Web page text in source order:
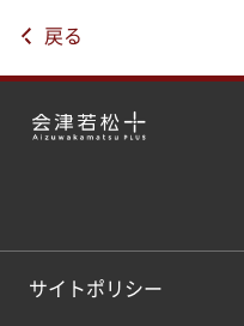
戻る
サイトポリシー